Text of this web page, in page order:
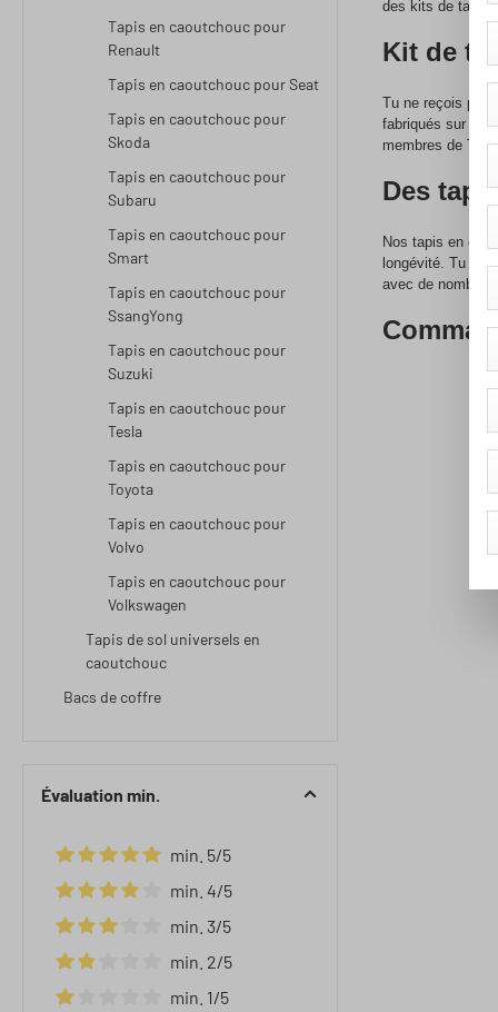
Tapis en caoutchouc pour
Renault
Tapis en caoutchouc pour Seat
Tapis en caoutchouc pour
Skoda
Tapis en caoutchouc pour
Subaru
Tapis en caoutchouc pour
Smart
Tapis en caoutchouc pour
SsangYong
Tapis en caoutchouc pour
Suzuki
Tapis en caoutchouc pour
Tesla
Tapis en caoutchouc pour
Toyota
Tapis en caoutchouc pour
Volvo
Tapis en caoutchouc pour
Volkswagen
Tapis de sol universels en
caoutchouc
Bacs de coffre
Évaluation min.
Ajouter un filtre : Note minimale de 5 sur 5 étoiles
min. 5/5
Ajouter un filtre : Note minimale de 4 sur 5 étoiles
min. 4/5
Ajouter un filtre : Note minimale de 3 sur 5 étoiles
min. 3/5
Ajouter un filtre : Note minimale de 2 sur 5 étoiles
min. 2/5
min. 1/5
des kits de tapis
Kit de
Tu ne reçois pas
fabriqués sur
membres de
Des
Nos tapis en
longévité. Tu ne
avec de